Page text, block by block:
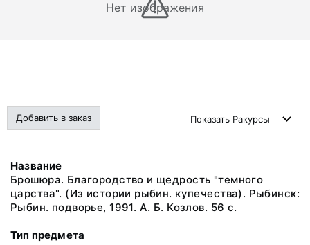
Нет изображения
Добавить в заказ Показать Ракурсы
Название
Брошюра. Благородство и щедрость "темного
царства". (Из истории рыбин. купечества). Рыбинск:
Рыбин. подворье, 1991. А. Б. Козлов. 56 с.
Тип предмета